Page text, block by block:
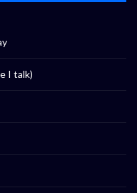
I talk)